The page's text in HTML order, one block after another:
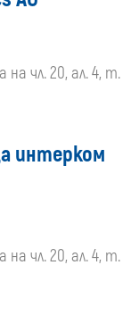
чл. 20, ал. 4, т.
интерком
чл. 20, ал. 4, т.